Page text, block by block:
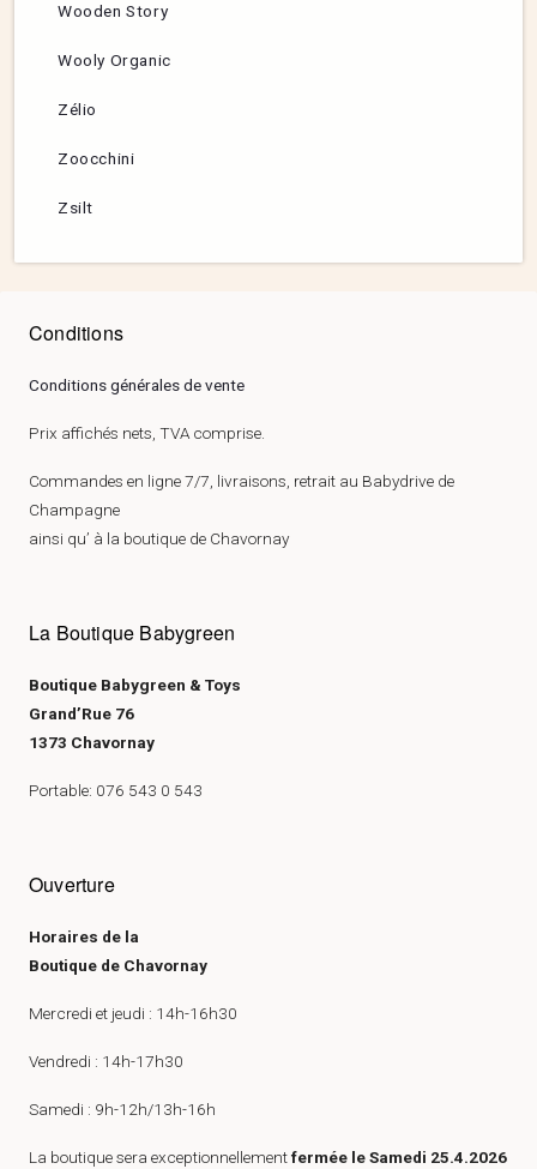
Wooden Story
Wooly Organic
Zélio
Zoocchini
Zsilt
Conditions
Conditions générales de vente
Prix affichés nets, TVA comprise.
Commandes en ligne 7/7, livraisons, retrait au Babydrive de
Champagne
ainsi qu’ à la boutique de Chavornay
La Boutique Babygreen
Boutique Babygreen & Toys
Grand’Rue 76
1373 Chavornay
Portable: 076 543 0 543
Ouverture
Horaires de la
Boutique de Chavornay
Mercredi et jeudi : 14h-16h30
Vendredi : 14h-17h30
Samedi : 9h-12h/13h-16h
La boutique sera exceptionnellementfermée le Samedi 25.4.2026